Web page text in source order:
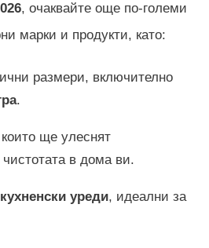
, очаквайте още по-големи
марки и продукти, като:
размери, включително
.
ще улеснят
в дома ви.
кухненски уреди, идеални за